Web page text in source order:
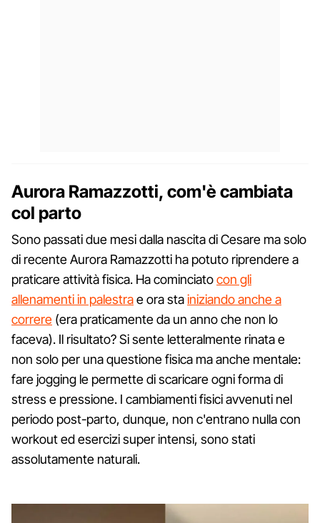
Aurora Ramazzotti, com'è cambiata
col parto
Sono passati due mesi dalla nascita di Cesare ma solo
di recente Aurora Ramazzotti ha potuto riprendere a
praticare attività fisica. Ha cominciatocon gli
allenamenti in palestrae ora stainiziando anche a
correre (era praticamente da un anno che non lo
faceva). Il risultato? Si sente letteralmente rinata e
non solo per una questione fisica ma anche mentale:
fare jogging le permette di scaricare ogni forma di
stress e pressione. I cambiamenti fisici avvenuti nel
periodo post-parto, dunque, non c'entrano nulla con
workout ed esercizi super intensi, sono stati
assolutamente naturali.